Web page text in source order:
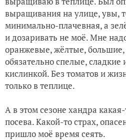
выращивания на улице, увы,
минимально-плачевная, а
и дозаривать не моё. Мне
оранжевые, жёлтые,
обязательно спелые, сладкие
кислинкой. Без томатов и
только в теплице.
А в этом сезоне хандра
посева. Какой-то страх,
пришло моё время сеять.